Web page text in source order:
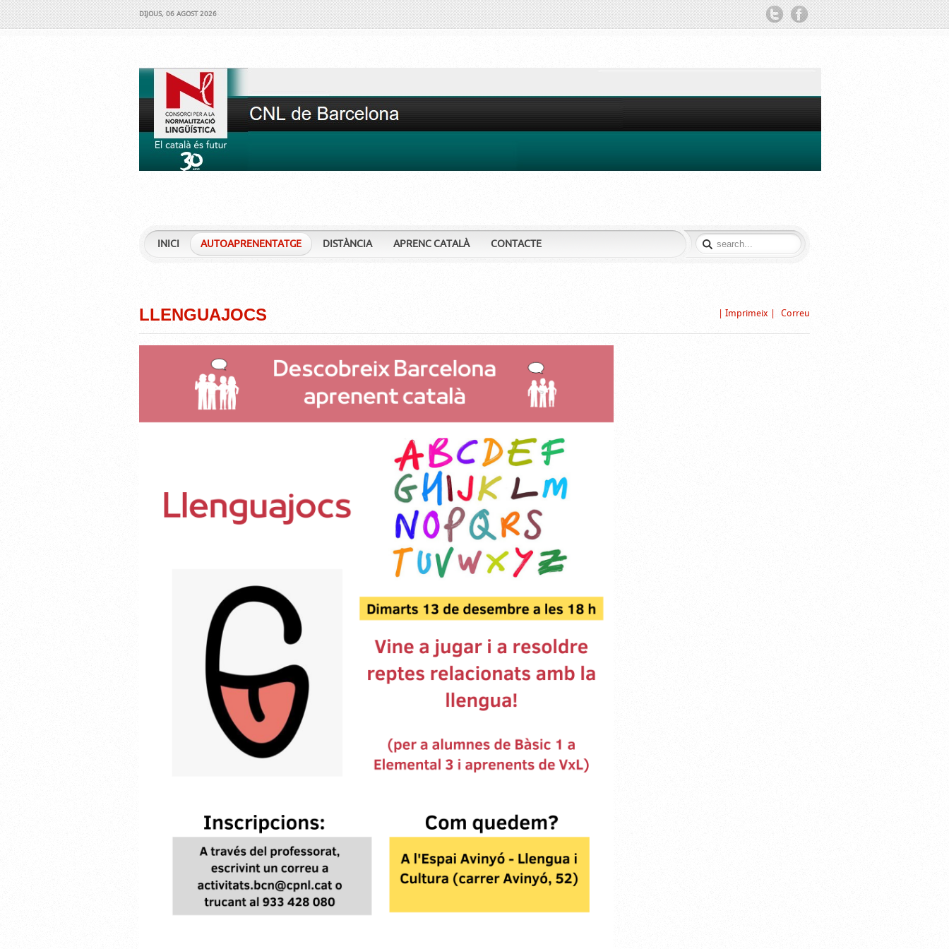
DIJOUS, 06 AGOST 2026 TWITTERFACEBOOK
INICI AUTOAPRENENTATGE DISTÀNCIA APRENC CATALÀ CONTACTE
Correu
| Imprimeix |
LLENGUAJOCS